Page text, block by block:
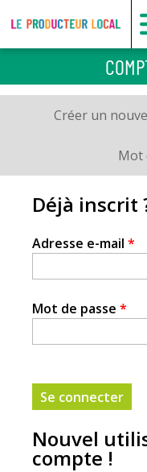
Le
Le
OngletsCréer un
Mot
Déjà inscrit
Adresse e-mail *
Mot de passe *
Nouvel
compte !